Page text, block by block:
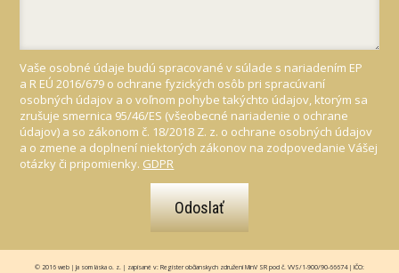
Vaše osobné údaje budú spracované v súlade s nariadením EP
a R EÚ 2016/679 o ochrane fyzických osôb pri spracúvaní
osobných údajov a o voľnom pohybe takýchto údajov, ktorým sa
zrušuje smernica 95/46/ES (všeobecné nariadenie o ochrane
údajov) a so zákonom č. 18/2018 Z. z. o ochrane osobných údajov
a o zmene a doplnení niektorých zákonov na zodpovedanie Vášej
otázky či pripomienky. GDPR
Odoslať
© 2016 web | Ja som láska o. z. | zapísané v: Register občianskych združení MinV SR pod č. VVS/1-900/90-66674 | IČO: